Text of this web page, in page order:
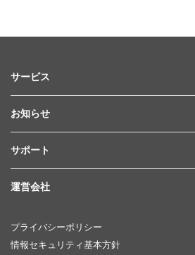
サービス
お知らせ
サポート
運営会社
プライバシーポリシー
情報セキュリティ基本方針